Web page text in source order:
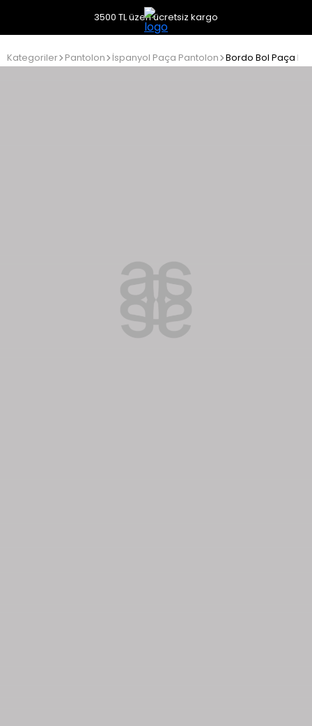
3500 TL üzeri ücretsiz kargo
Kategoriler Pantolon İspanyol Paça Pantolon Bordo Bol Paça